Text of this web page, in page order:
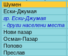
Шумен
Ески-Джумая
гр. Ески-Джумая
- други населени места
Нови пазар
Осман-Пазар
Попово
Преслав